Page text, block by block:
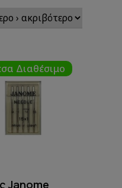
Διαθέσιμο
Janome